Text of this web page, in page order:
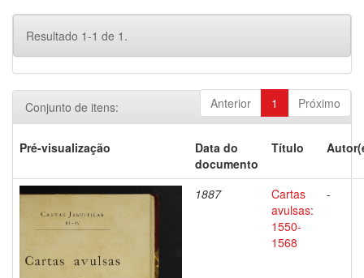
Resultado 1-1 de 1.
Anterior 1 Próximo
Conjunto de itens:
Pré-visualização
Data do
documento
Título
1887
Cartas
avulsas:
1550-
1568
-